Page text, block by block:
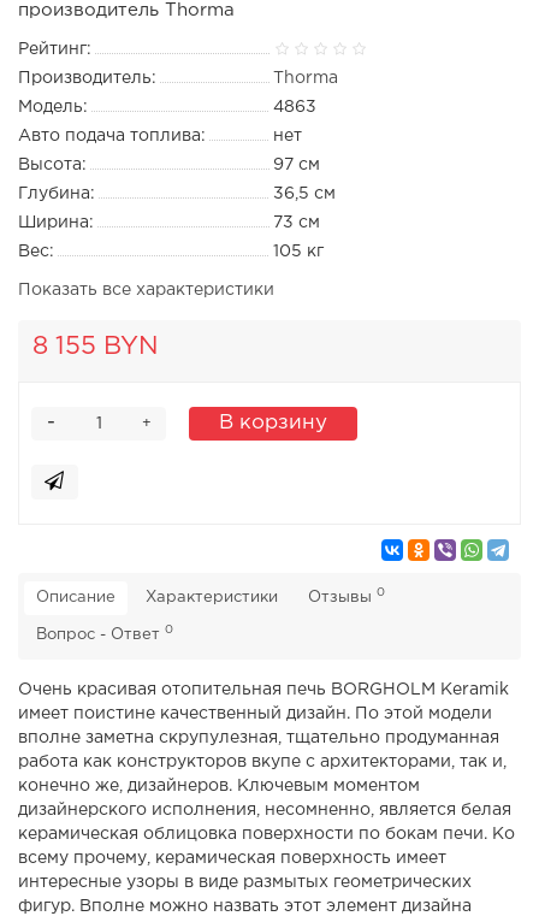
производитель Thorma
Рейтинг:
Производитель:
Thorma
Модель:
4863
Авто подача топлива:
нет
Высота:
97 см
Глубина:
36,5 см
Ширина:
73 см
Вес:
105 кг
Показать все характеристики
8 155 BYN
+
- В корзину
Описание Характеристики Отзывы 0
Вопрос - Ответ 0
Очень красивая отопительная печь BORGHOLM Keramik
имеет поистине качественный дизайн. По этой модели
вполне заметна скрупулезная, тщательно продуманная
работа как конструкторов вкупе с архитекторами, так и,
конечно же, дизайнеров. Ключевым моментом
дизайнерского исполнения, несомненно, является белая
керамическая облицовка поверхности по бокам печи. Ко
всему прочему, керамическая поверхность имеет
интересные узоры в виде размытых геометрических
фигур. Вполне можно назвать этот элемент дизайна